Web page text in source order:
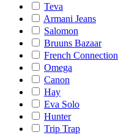
Teva
Armani Jeans
Salomon
Bruuns Bazaar
French Connection
Omega
Canon
Hay
Eva Solo
Hunter
Trip Trap